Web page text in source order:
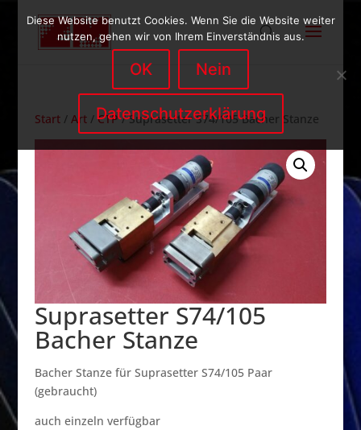
Start/ Art/CTP/ Suprasetter S74/105 Bacher Stanze
Suprasetter S74/105
Bacher Stanze
Bacher Stanze für Suprasetter S74/105 Paar
(gebraucht)
auch einzeln verfügbar
Diese Website benutzt Cookies. Wenn Sie die Website weiter
nutzen, gehen wir von Ihrem Einverständnis aus.
OK Nein
Datenschutzerklärung